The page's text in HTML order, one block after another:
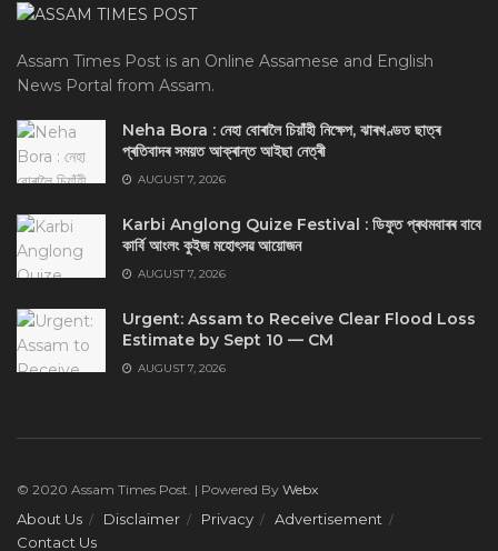
Assam Times Post is an Online Assamese and English
News Portal from Assam.
Neha Bora : নেহা বোৰালৈ চিয়াঁহী নিক্ষেপ, ঝাৰখণ্ডত ছাত্ৰ
প্ৰতিবাদৰ সময়ত আক্ৰান্ত আইছা নেত্ৰী
AUGUST 7, 2026
Karbi Anglong Quize Festival : ডিফুত প্ৰথমবাৰৰ বাবে
কাৰ্বি আংলং কুইজ মহোৎসৱ আয়োজন
AUGUST 7, 2026
Urgent: Assam to Receive Clear Flood Loss
Estimate by Sept 10 — CM
AUGUST 7, 2026
© 2020 Assam Times Post. | Powered By Webx
About Us Disclaimer Privacy
Advertisement
Contact Us